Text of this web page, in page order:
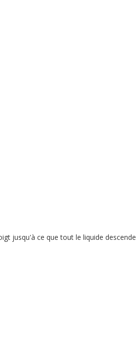
jusqu'à ce que tout le liquide descende